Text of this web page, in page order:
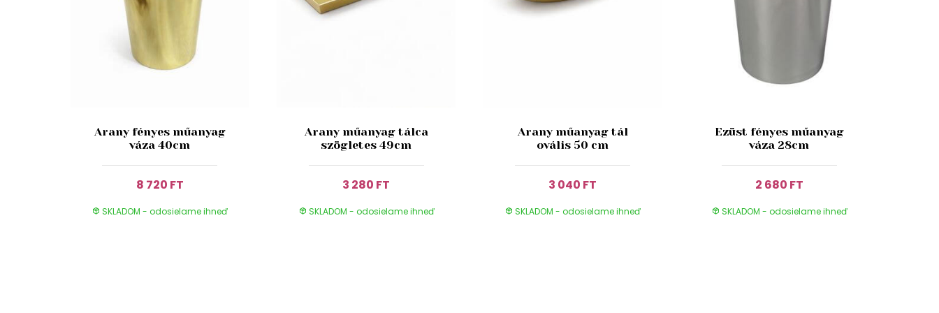
Arany fényes műanyag
váza 40cm
8 720 FT
SKLADOM - odosielame ihneď
Arany műanyag tálca
szögletes 49cm
3 280 FT
SKLADOM - odosielame ihneď
Arany műanyag tál
ovális 50 cm
3 040 FT
SKLADOM - odosielame ihneď
Ezüst fényes műanyag
váza 28cm
2 680 FT
SKLADOM - odosielame ihneď